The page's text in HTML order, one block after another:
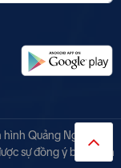
Quảng Ngãi. Mọi
sự đồng ý bằng văn